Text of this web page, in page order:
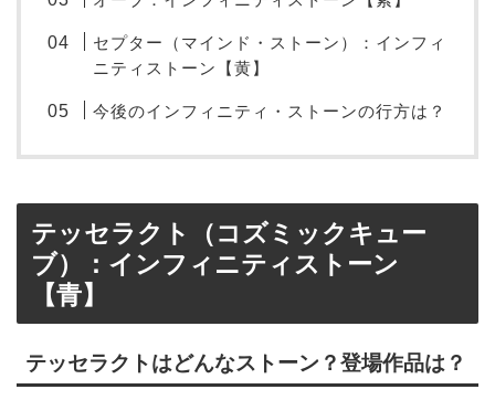
セプター（マインド・ストーン）：インフィ
ニティストーン【黄】
今後のインフィニティ・ストーンの行方は？
テッセラクト（コズミックキュー
ブ）：インフィニティストーン
【青】
テッセラクトはどんなストーン？登場作品は？